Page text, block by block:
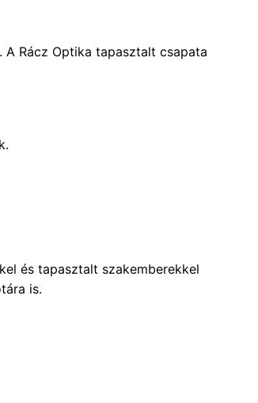
Rácz Optika tapasztalt csapata
és tapasztalt szakemberekkel
is.